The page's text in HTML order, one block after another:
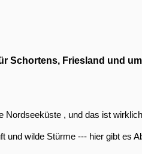
Schortens, Friesland und
, und das ist
und wilde Stürme --- hier gibt es